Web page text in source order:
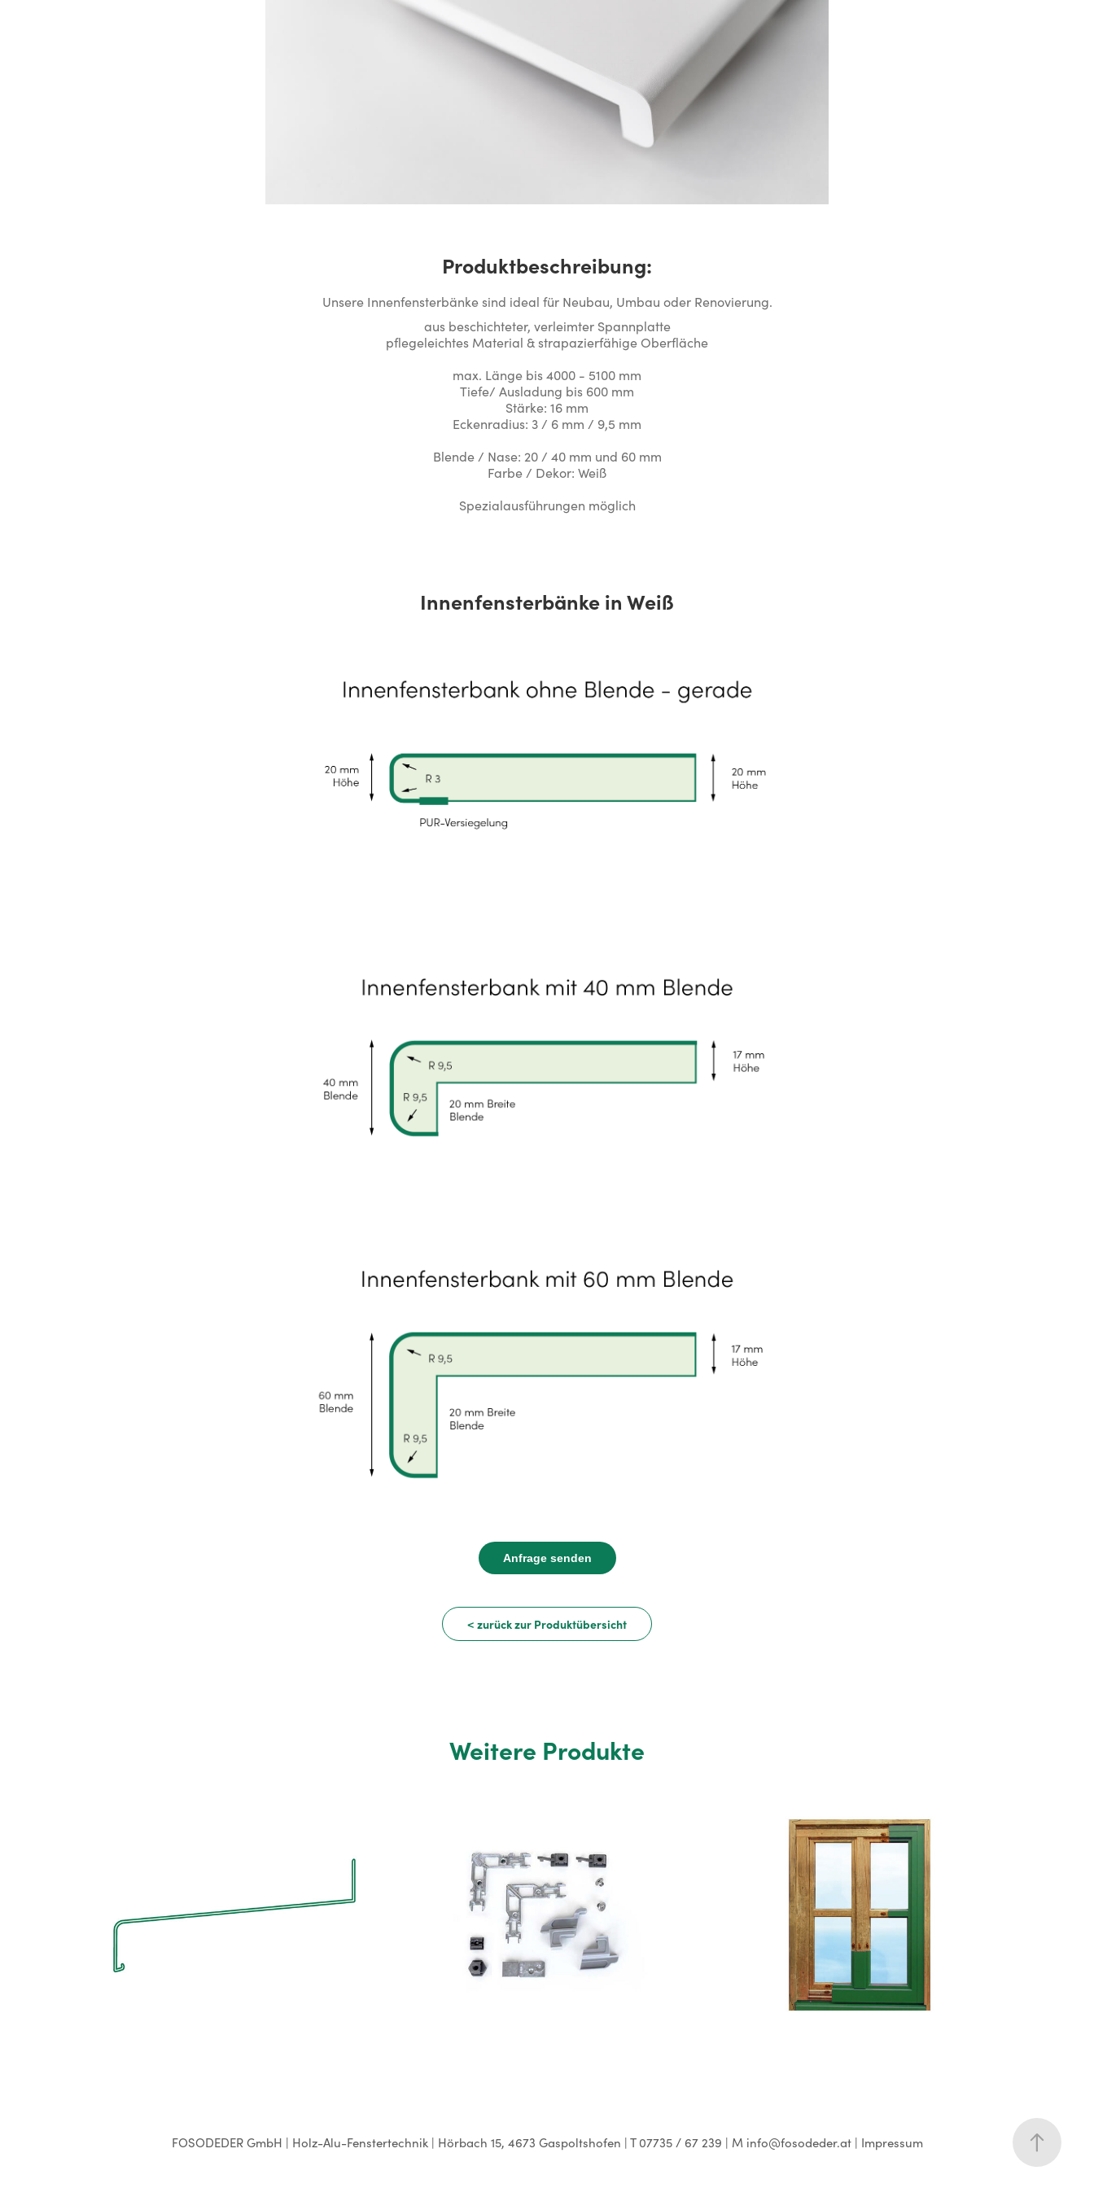
Produktbeschreibung:
Unsere Innenfensterbänke sind ideal für Neubau, Umbau oder Renovierung.
aus beschichteter, verleimter Spannplatte
pflegeleichtes Material & strapazierfähige Oberfläche
max. Länge bis 4000 - 5100 mm
Tiefe/ Ausladung bis 600 mm
Stärke: 16 mm
Eckenradius: 3 / 6 mm / 9,5 mm
Blende / Nase: 20 / 40 mm und 60 mm
Farbe / Dekor: Weiß
Spezialausführungen möglich
Innenfensterbänke in Weiß
Anfrage senden
< zurück zur Produktübersicht
Weitere Produkte
Aussenfensterbänke Fenster-Systemzubehör Fenstersanierung
FOSODEDER GmbH | Holz-Alu-Fenstertechnik | Hörbach 15, 4673 Gaspoltshofen | T 07735 / 67 239 | M info@fosodeder.at | Impressum